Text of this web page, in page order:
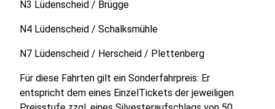
N3 Lüdenscheid / Brügge
N4 Lüdenscheid / Schalksmühle
N7 Lüdenscheid / Herscheid / Plettenberg
Für diese Fahrten gilt ein Sonderfahrpreis: Er
entspricht dem eines EinzelTickets der jeweiligen